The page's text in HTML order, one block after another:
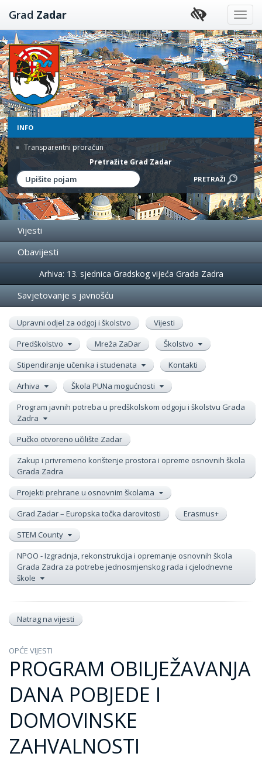
Preskoči
na
sadržaj
Grad Zadar
INFO
Transparentni proračun
Pretražite Grad Zadar
Vijesti
Obavijesti
Događanja
Arhiva: 13. sjednica Gradskog vijeća Grada Zadra
Savjetovanje s javnošću
Upravni odjel za odgoj i školstvo
Vijesti
Predškolstvo
Mreža ZaDar
Školstvo
Stipendiranje učenika i studenata
Kontakti
Arhiva
Škola PUNa mogućnosti
Program javnih potreba u predškolskom odgoju i školstvu Grada
Zadra
Pučko otvoreno učilište Zadar
Zakup i privremeno korištenje prostora i opreme osnovnih škola
Grada Zadra
Projekti prehrane u osnovnim školama
Grad Zadar – Europska točka darovitosti
Erasmus+
STEM County
NPOO - Izgradnja, rekonstrukcija i opremanje osnovnih škola
Grada Zadra za potrebe jednosmjenskog rada i cjelodnevne
škole
Natrag na vijesti
OPĆE VIJESTI
PROGRAM OBILJEŽAVANJA
DANA POBJEDE I
DOMOVINSKE
ZAHVALNOSTI